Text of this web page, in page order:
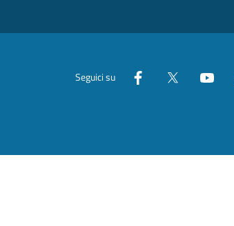
Seguici su